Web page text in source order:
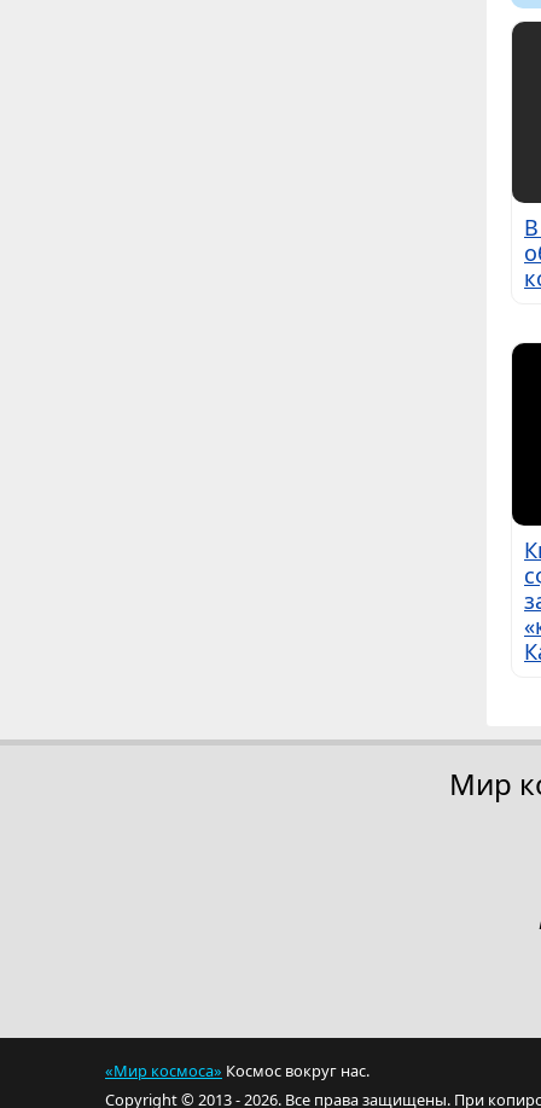
Мир
«Мир космоса» Космос вокруг нас.
Copyright © 2013 - 2026. Все права защищены. При